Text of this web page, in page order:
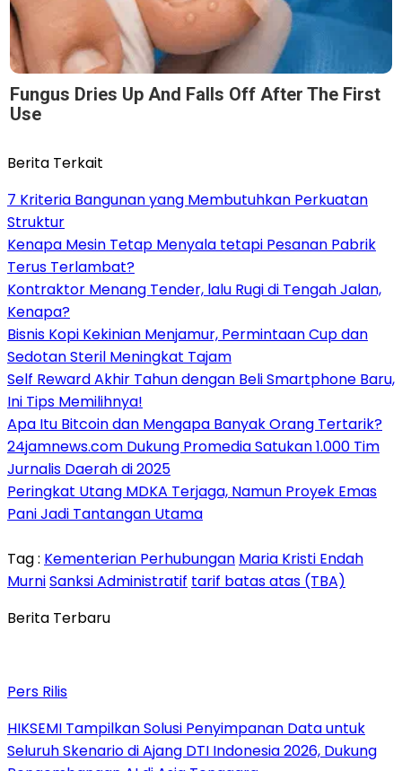
Fungus Dries Up And Falls Off After The First
Use
Berita Terkait
7 Kriteria Bangunan yang Membutuhkan Perkuatan
Struktur
Kenapa Mesin Tetap Menyala tetapi Pesanan Pabrik
Terus Terlambat?
Kontraktor Menang Tender, lalu Rugi di Tengah Jalan,
Kenapa?
Bisnis Kopi Kekinian Menjamur, Permintaan Cup dan
Sedotan Steril Meningkat Tajam
Self Reward Akhir Tahun dengan Beli Smartphone Baru,
Ini Tips Memilihnya!
Apa Itu Bitcoin dan Mengapa Banyak Orang Tertarik?
24jamnews.com Dukung Promedia Satukan 1.000 Tim
Jurnalis Daerah di 2025
Peringkat Utang MDKA Terjaga, Namun Proyek Emas
Pani Jadi Tantangan Utama
Tag : Kementerian Perhubungan Maria Kristi Endah
MurniSanksi Administratif tarif batas atas (TBA)
Berita Terbaru
Pers Rilis
HIKSEMI Tampilkan Solusi Penyimpanan Data untuk
Seluruh Skenario di Ajang DTI Indonesia 2026, Dukung